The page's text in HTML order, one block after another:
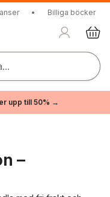
• Billiga böcker
upp till 50% →
–